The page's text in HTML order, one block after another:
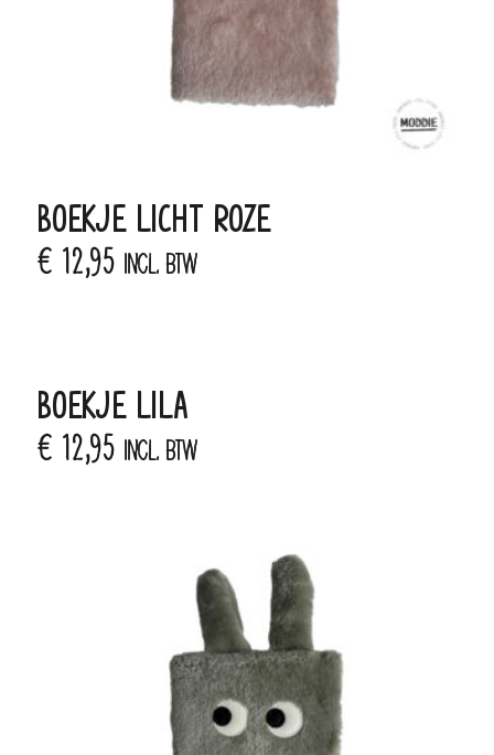
BOEKJE LICHT ROZE
€ 12,95 incl. BTW
BOEKJE LILA
€ 12,95 incl. BTW